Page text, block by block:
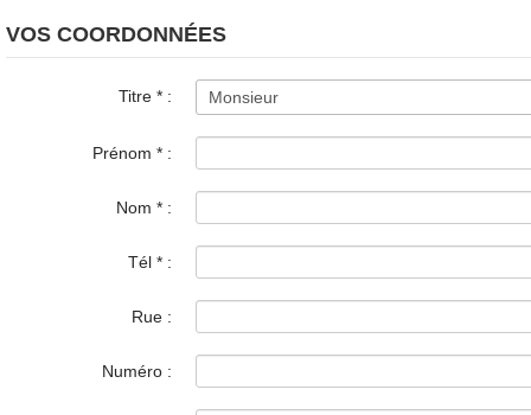
VOS COORDONNÉES
Titre * :
Prénom * :
Nom * :
Tél * :
Rue :
Numéro :